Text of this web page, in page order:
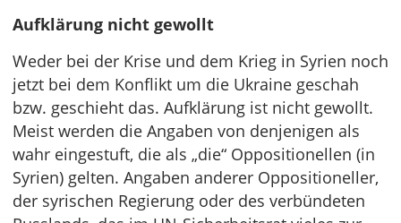
Aufklärung nicht gewollt
Weder bei der Krise und dem Krieg in Syrien noch
jetzt bei dem Konflikt um die Ukraine geschah
bzw. geschieht das. Aufklärung ist nicht gewollt.
Meist werden die Angaben von denjenigen als
wahr eingestuft, die als „die“ Oppositionellen (in
Syrien) gelten. Angaben anderer Oppositioneller,
der syrischen Regierung oder des verbündeten